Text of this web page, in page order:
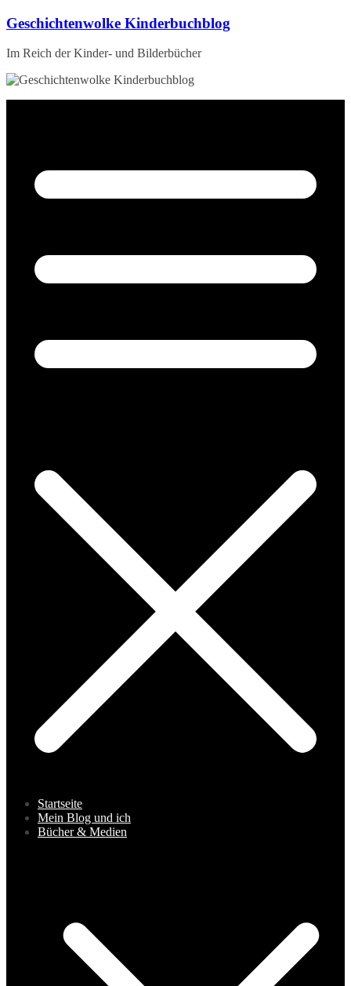
Zum
springen
Geschichtenwolke Kinderbuchblog
Im Reich der Kinder- und Bilderbücher
Startseite
Mein Blog und ich
Bücher & Medien